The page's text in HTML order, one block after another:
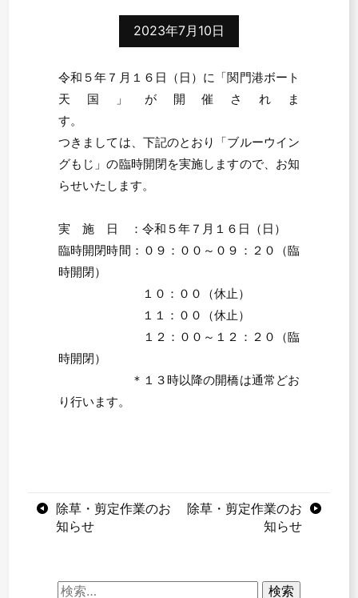
2023年7月10日
令和５年７月１６日（日）に「関門港ボート
天国」が開催されま
す。
つきましては、下記のとおり「ブルーウイン
グもじ」の臨時開閉を実施しますので、お知
らせいたします。
実 施 日 ：令和５年７月１６日（日）
臨時開閉時間：０９：００～０９：２０（臨
時開閉）
１０：００（休止）
１１：００（休止）
１２：００～１２：２０（臨
時開閉）
＊１３時以降の開橋は通常どお
り行います。
投 除草・剪定作業のお
知らせ
除草・剪定作業のお
知らせ
検